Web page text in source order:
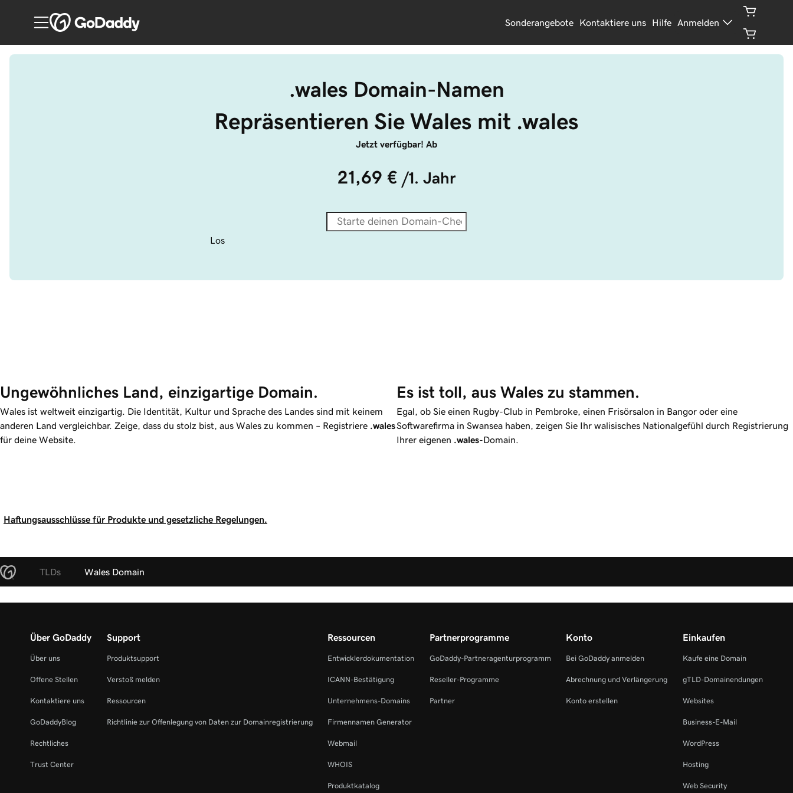
Sonderangebote Kontaktiere uns Hilfe Anmelden
.wales Domain-Namen
Repräsentieren Sie Wales mit .wales
Jetzt verfügbar! Ab
21,69 € /1. Jahr
Los
Ungewöhnliches Land, einzigartige Domain.
Wales ist weltweit einzigartig. Die Identität, Kultur und Sprache des Landes sind mit keinem
anderen Land vergleichbar. Zeige, dass du stolz bist, aus Wales zu kommen – Registriere .wales
für deine Website.
Es ist toll, aus Wales zu stammen.
Egal, ob Sie einen Rugby-Club in Pembroke, einen Frisörsalon in Bangor oder eine
Softwarefirma in Swansea haben, zeigen Sie Ihr walisisches Nationalgefühl durch Registrierung
Ihrer eigenen .wales-Domain.
Haftungsausschlüsse für Produkte und gesetzliche Regelungen.
TLDs Wales Domain
Über GoDaddy
Über uns
Offene Stellen
Kontaktiere uns
GoDaddyBlog
Rechtliches
Trust Center
Support
Produktsupport
Verstoß melden
Ressourcen
Richtlinie zur Offenlegung von Daten zur Domainregistrierung
Ressourcen
Entwicklerdokumentation
ICANN-Bestätigung
Unternehmens-Domains
Firmennamen Generator
Webmail
WHOIS
Produktkatalog
Partnerprogramme
GoDaddy-Partneragenturprogramm
Reseller-Programme
Partner
Konto
Bei GoDaddy anmelden
Abrechnung und Verlängerung
Konto erstellen
Einkaufen
Kaufe eine Domain
gTLD-Domainendungen
Websites
Business-E-Mail
WordPress
Hosting
Web Security